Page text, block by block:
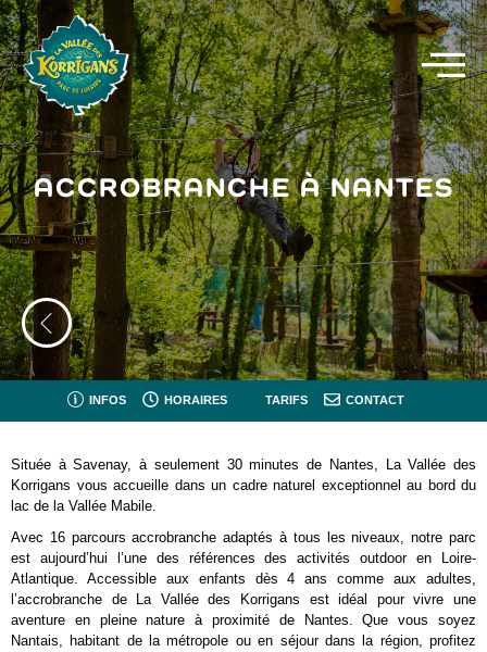
ACCROBRANCHE À NANTES
INFOS HORAIRES TARIFS CONTACT
Située à Savenay, à seulement 30 minutes de Nantes, La Vallée des
Korrigans vous accueille dans un cadre naturel exceptionnel au bord du
lac de la Vallée Mabile.
Avec 16 parcours accrobranche adaptés à tous les niveaux, notre parc
est aujourd’hui l’une des références des activités outdoor en Loire-
Atlantique. Accessible aux enfants dès 4 ans comme aux adultes,
l’accrobranche de La Vallée des Korrigans est idéal pour vivre une
aventure en pleine nature à proximité de Nantes. Que vous soyez
Nantais, habitant de la métropole ou en séjour dans la région, profitez